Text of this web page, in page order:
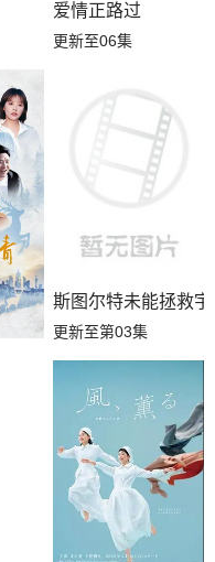
爱情正路过
更新至06集
斯图尔特未能拯救宇
更新至第03集